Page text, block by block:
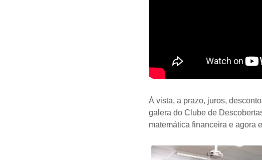
À vista, a prazo, juros,
galera do Clube de
matemática financeira e agora